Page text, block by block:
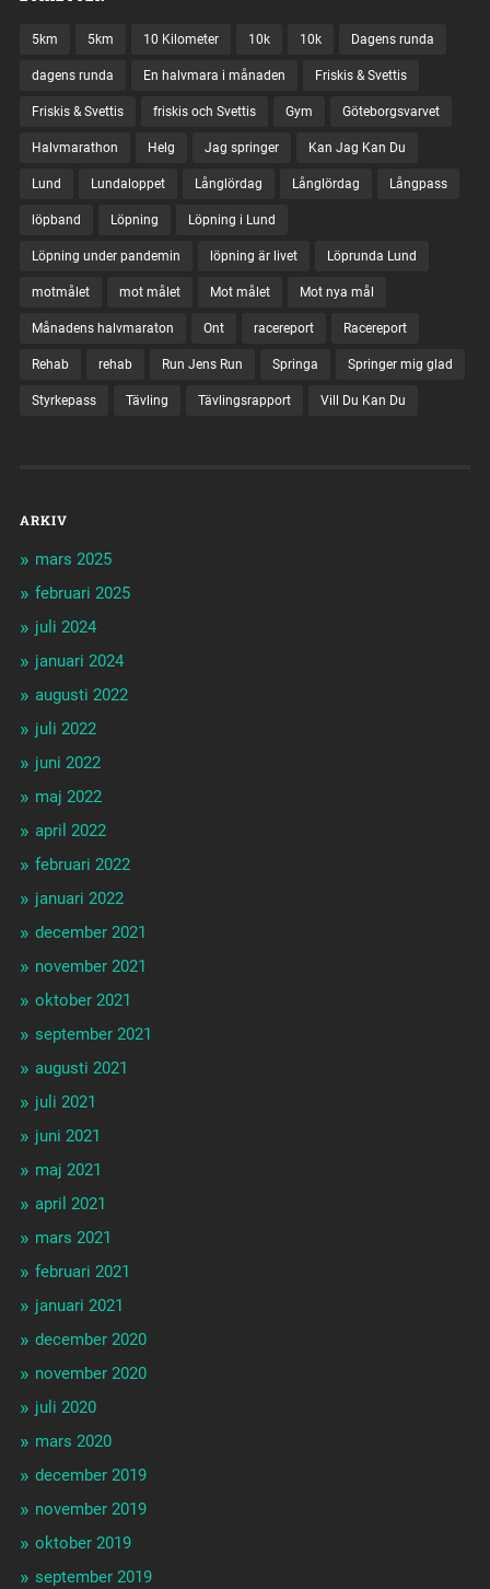
5km 5km 10 Kilometer 10k 10k Dagens runda
dagens runda En halvmara i månaden Friskis & Svettis
Friskis & Svettis friskis och Svettis Gym Göteborgsvarvet
Halvmarathon Helg Jag springer Kan Jag Kan Du
Lund Lundaloppet Långlördag Långlördag Långpass
löpband Löpning Löpning i Lund
Löpning under pandemin löpning är livet Löprunda Lund
motmålet mot målet Mot målet Mot nya mål
Månadens halvmaraton Ont racereport Racereport
Rehab rehab Run Jens Run Springa Springer mig glad
Styrkepass Tävling Tävlingsrapport Vill Du Kan Du
ARKIV
mars 2025
februari 2025
juli 2024
januari 2024
augusti 2022
juli 2022
juni 2022
maj 2022
april 2022
februari 2022
januari 2022
december 2021
november 2021
oktober 2021
september 2021
augusti 2021
juli 2021
juni 2021
maj 2021
april 2021
mars 2021
februari 2021
januari 2021
december 2020
november 2020
juli 2020
mars 2020
december 2019
november 2019
oktober 2019
september 2019